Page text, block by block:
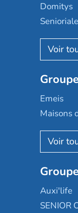
Domitys
Nohée
Les
Mobicap
Domusvi
Happy
Aquarelia
Nexity
Les
Occitalia
Emeis
Maisons
Korian
Emera
Groupe
Le Noble
Almage
Auxi'life
SENIOR